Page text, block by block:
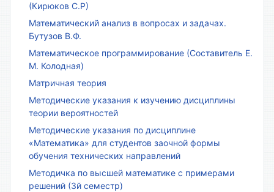
(Кирюков С.Р)
Математический анализ в вопросах и задачах.
Бутузов В.Ф.
Математическое программирование (Составитель Е.
М. Колодная)
Матричная теория
Методические указания к изучению дисциплины
теории вероятностей
Методические указания по дисциплине
«Математика» для студентов заочной формы
обучения технических направлений
Методичка по высшей математике с примерами
решений (3й семестр)